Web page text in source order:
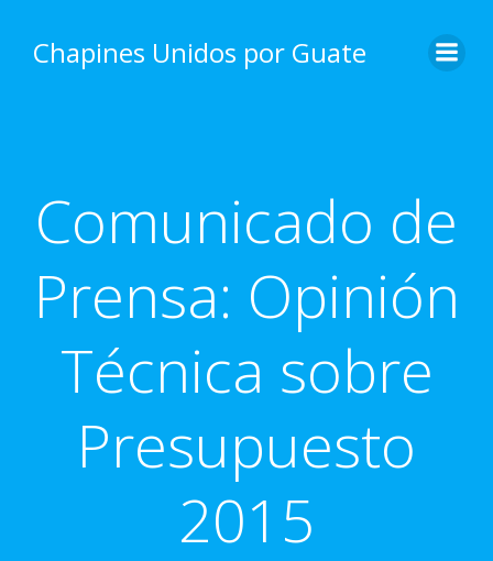
content
Chapines Unidos por Guate
Comunicado de
Prensa: Opinión
Técnica sobre
Presupuesto
2015